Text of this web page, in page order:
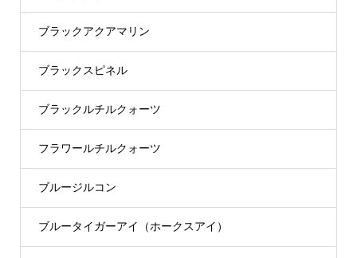
ブラックアクアマリン
ブラックスピネル
ブラックルチルクォーツ
フラワールチルクォーツ
ブルージルコン
ブルータイガーアイ（ホークスアイ）